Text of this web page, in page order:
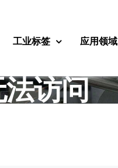
工业标签 应用领域
法访问